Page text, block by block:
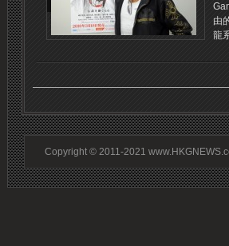
由
龍
Copyright © 2011-2021